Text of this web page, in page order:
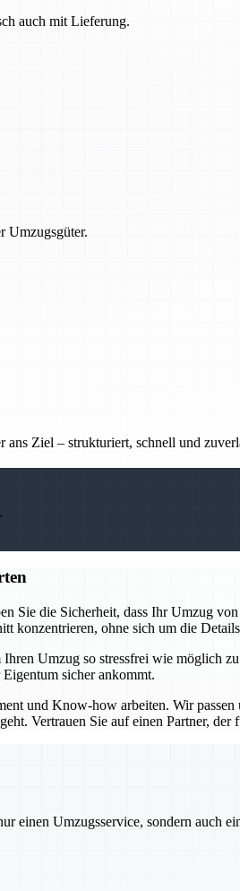
auch mit Lieferung.
Umzugsgüter.
Ziel – strukturiert, schnell und
Sie die Sicherheit, dass Ihr Umzug
konzentrieren, ohne sich um die
Umzug so stressfrei wie möglich
sicher ankommt.
und Know-how arbeiten. Wir
Vertrauen Sie auf einen Partner, der
Umzugsservice, sondern auch